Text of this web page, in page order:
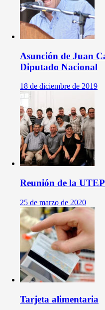
Asunción de Juan
Diputado Nacional
18 de diciembre de 2019
Reunión de la
25 de marzo de 2020
Tarjeta alimentaria